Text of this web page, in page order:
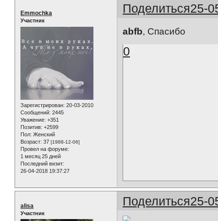
Поделиться25-
Emmochka
Участник
Зарегистрирован: 20-03-2010
Сообщений: 2445
Уважение: +351
Позитив: +2599
Пол: Женский
Возраст: 37 [1988-12-06]
Провел на форуме:
1 месяц 25 дней
Последний визит:
26-04-2018 19:37:27
abfb, Спасибо
0
Поделиться25-
alisa
Участник